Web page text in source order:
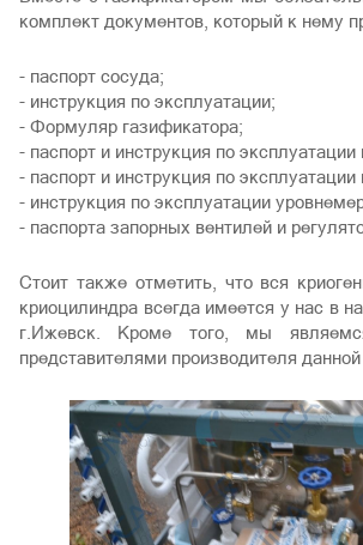
комплект документов, который к нему
- паспорт сосуда;
- инструкция по эксплуатации;
- Формуляр газификатора;
- паспорт и инструкция по эксплуатации
- паспорт и инструкция по эксплуатации
- инструкция по эксплуатации
- паспорта запорных вентилей и
Стоит также отметить, что вся
криоцилиндра всегда имеется у нас в
г.Ижевск. Кроме того, мы
представителями производителя